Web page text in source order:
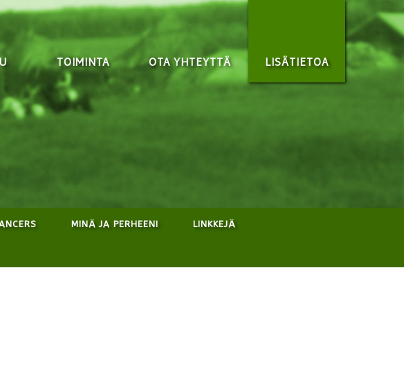
TOIMINTA OTA YHTEYTTÄ LISÄTIETOA
MINÄ JA PERHEENI LINKKEJÄ